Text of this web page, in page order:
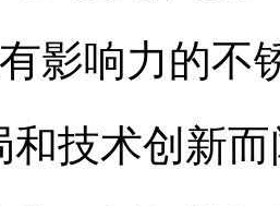
影响力的不
和技术创新